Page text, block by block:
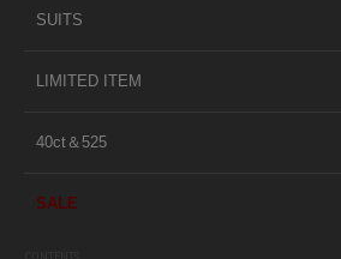
SUITS
LIMITED ITEM
40ct＆525
SALE